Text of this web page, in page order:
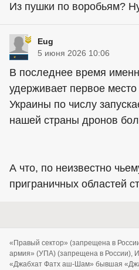
Из пушки по воробьям?
Eug
5 июня 2026 10:06
В последнее время
удерживает первое
Украины по числу
нашей страны дронов
А что, по неизвестно
приграничных областей
«Правый сектор» (запрещена в
армия» (УПА) (запрещена в России),
«Джабхат Фатх аш-Шам» бывшая